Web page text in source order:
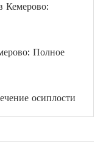
Кемерово:
Полное
осиплости